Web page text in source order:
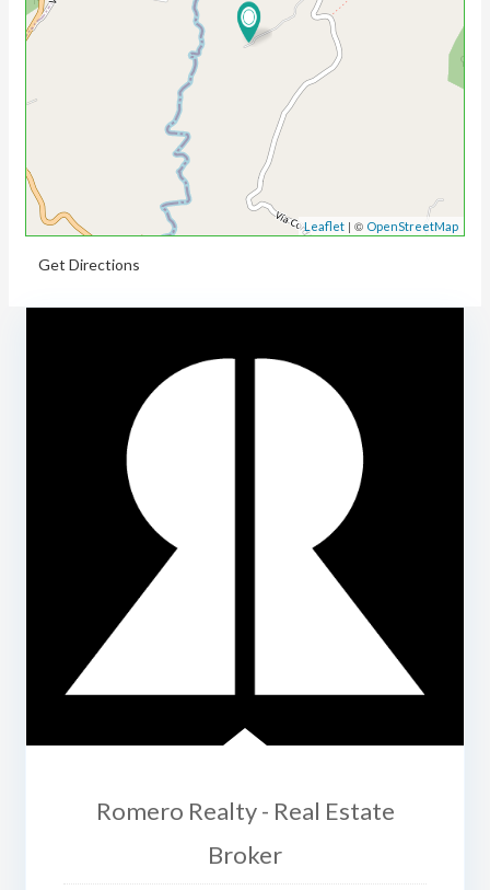
Leaflet | © OpenStreetMap
Get Directions
Romero Realty - Real Estate
Broker